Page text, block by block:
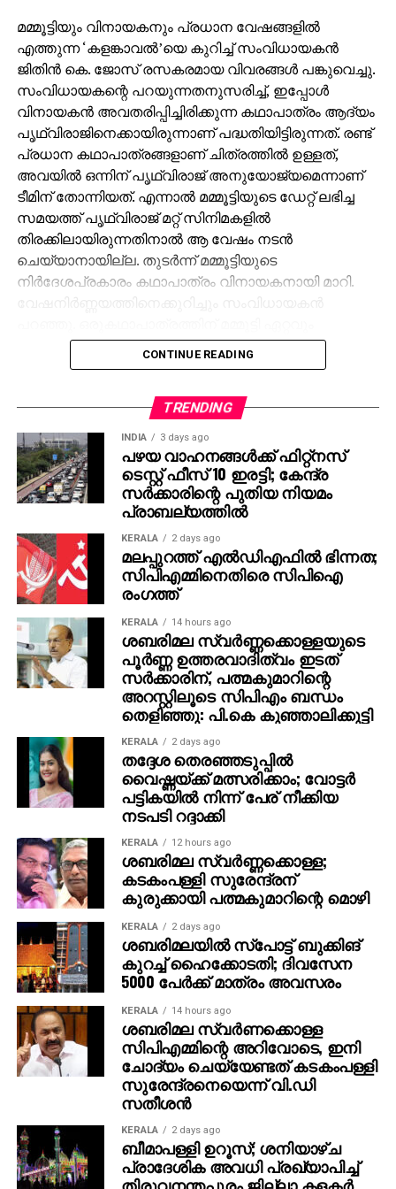
മമ്മൂട്ടിയും വിനായകനും പ്രധാന വേഷങ്ങളില്‍
എത്തുന്ന ‘കളങ്കാവല്‍’യെ കുറിച്ച് സംവിധായകന്‍
ജിതിന്‍ കെ. ജോസ് രസകരമായ വിവരങ്ങള്‍ പങ്കുവെച്ചു.
സംവിധായകന്റെ പറയുന്നതനുസരിച്ച്, ഇപ്പോള്‍
വിനായകന്‍ അവതരിപ്പിച്ചിരിക്കുന്ന കഥാപാത്രം ആദ്യം
പൃഥ്വിരാജിനെക്കായിരുന്നാണ് പദ്ധതിയിട്ടിരുന്നത്. രണ്ട്
പ്രധാന കഥാപാത്രങ്ങളാണ് ചിത്രത്തില്‍ ഉള്ളത്,
അവയില്‍ ഒന്നിന് പൃഥ്വിരാജ് അനുയോജ്യമെന്നാണ്
ടീമിന് തോന്നിയത്. എന്നാല്‍ മമ്മൂട്ടിയുടെ ഡേറ്റ് ലഭിച്ച
സമയത്ത് പൃഥ്വിരാജ് മറ്റ് സിനിമകളില്‍
തിരക്കിലായിരുന്നതിനാല്‍ ആ വേഷം നടന്‍
ചെയ്യാനായില്ല. തുടര്‍ന്ന് മമ്മൂട്ടിയുടെ
നിര്‍ദേശപ്രകാരം കഥാപാത്രം വിനായകനായി മാറി.
അനുയോജ്യനാണെന്ന് തോന്നിയതിനാല്‍
എക്‌സിക്യൂട്ടീവ് പ്രൊഡ്യൂസര്‍ വിവേക് ദാമോദരന്‍
തങ്ങള്‍ക്ക് മനസ്സിലുണ്ടായിരുന്നതുപോലെ തന്നെയാണ്
പൃഥ്വിരാജും ആ വേഷം മമ്മൂക്ക ചെയ്യണം എന്ന്
നിര്‍ദേശിച്ചതെന്നും അദ്ദേഹം വെളിപ്പെടുത്തി. ജിതിന്‍
കെ. ജോസ് പറഞ്ഞു പോലെ, വിനായകന്‍ അവതരിപ്പിച്ച
വേഷം തന്നെയാണ് ആദ്യം പൃഥ്വിരാജിന്
പരിഗണിച്ചത്. മമ്മൂട്ടി കമ്പനി നിര്‍മിച്ച ‘കളങ്കാവല്‍’
നവംബര്‍ 27ന് തീയേറ്ററുകളില്‍ റിലീസ് ചെയ്യും.
CONTINUE READING
TRENDING
INDIA 3 days ago
പഴയ വാഹനങ്ങള്‍ക്ക് ഫിറ്റ്‌നസ്
ടെസ്റ്റ് ഫീസ് 10 ഇരട്ടി; കേന്ദ്ര
സര്‍ക്കാരിന്റെ പുതിയ നിയമം
പ്രാബല്യത്തില്‍
KERALA 2 days ago
മലപ്പുറത്ത് എല്‍ഡിഎഫില്‍ ഭിന്നത;
സിപിഎമ്മിനെതിരെ സിപിഐ
രംഗത്ത്
KERALA 14 hours ago
ശബരിമല സ്വര്‍ണ്ണക്കൊള്ളയുടെ
പൂര്‍ണ്ണ ഉത്തരവാദിത്വം ഇടത്
സര്‍ക്കാരിന്, പത്മകുമാറിന്റെ
അറസ്റ്റിലൂടെ സിപിഎം ബന്ധം
തെളിഞ്ഞു: പി.കെ കുഞ്ഞാലിക്കുട്ടി
KERALA 2 days ago
തദ്ദേശ തെരഞ്ഞടുപ്പില്‍
വൈഷ്ണയ്ക്ക് മത്സരിക്കാം; വോട്ടര്‍
പട്ടികയില്‍ നിന്ന് പേര് നീക്കിയ
നടപടി റദ്ദാക്കി
KERALA 12 hours ago
ശബരിമല സ്വര്‍ണ്ണക്കൊള്ള;
കടകംപള്ളി സുരേന്ദ്രന്
കുരുക്കായി പത്മകുമാറിന്റെ മൊഴി
KERALA 2 days ago
ശബരിമലയില്‍ സ്‌പോട്ട് ബുക്കിങ്
കുറച്ച് ഹൈക്കോടതി; ദിവസേന
5000 പേര്‍ക്ക് മാത്രം അവസരം
KERALA 14 hours ago
ശബരിമല സ്വര്‍ണക്കൊള്ള
സിപിഎമ്മിന്റെ അറിവോടെ, ഇനി
ചോദ്യം ചെയ്യേണ്ടത് കടകംപള്ളി
സുരേന്ദ്രനെയെന്ന് വി.ഡി
സതീശന്‍
KERALA 2 days ago
ബീമാപള്ളി ഉറൂസ്; ശനിയാഴ്ച
പ്രാദേശിക അവധി പ്രഖ്യാപിച്ച്
തിരുവനന്തപുരം ജില്ലാ കളക്ടര്‍